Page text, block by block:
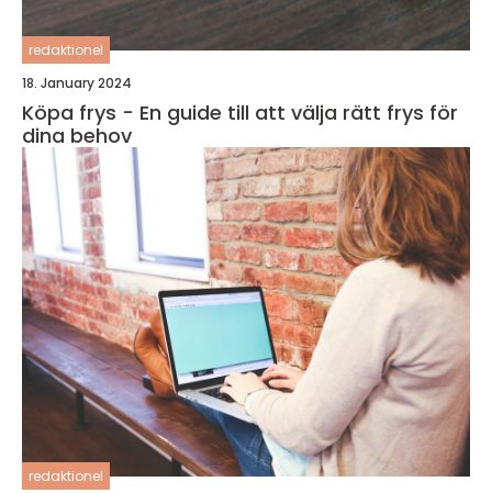
redaktionel
18. January 2024
Köpa frys - En guide till att välja rätt frys för
dina behov
redaktionel